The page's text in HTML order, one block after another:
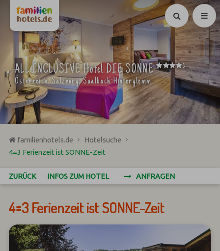
Suchen
ALL INCLUSIVE Hotel DIE SONNE ****
S
Österreich, Salzburg, Saalbach-Hinterglemm
familienhotels.de
Hotelsuche
4=3 Ferienzeit ist SONNE-Zeit
ZURÜCK INFOS ZUM HOTEL ANFRAGEN
4=3 Ferienzeit ist SONNE-Zeit